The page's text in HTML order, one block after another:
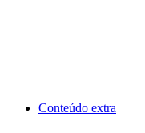
Conteúdo extra